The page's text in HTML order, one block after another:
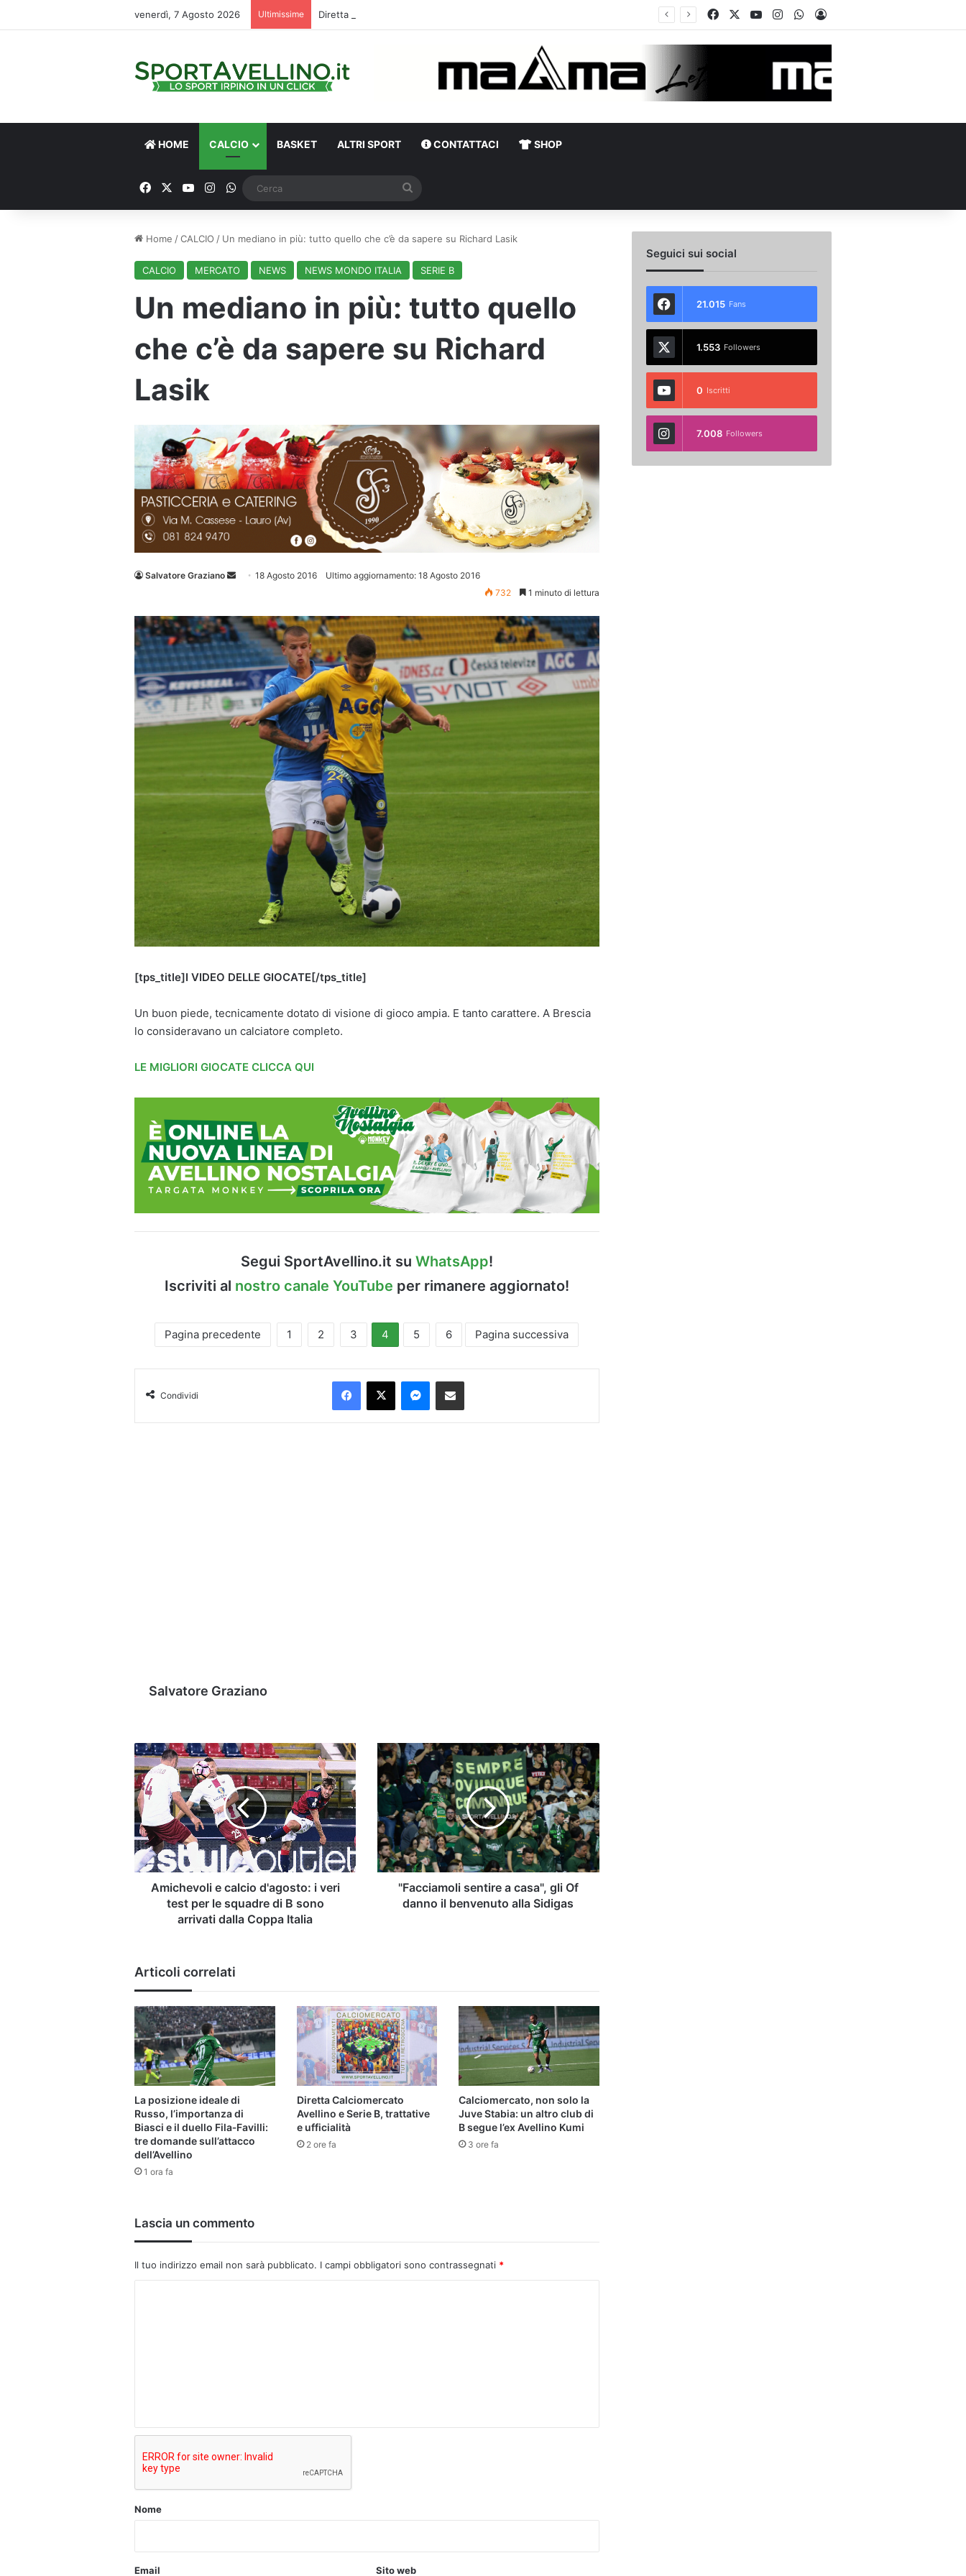
venerdì, 7 Agosto 2026 Ultimissime Diretta Calciomercato Avellino e Serie B, trattative e ufficialità FacebookYou TubeInstagramWhatsApp
Accedi
HOME CALCIO BASKET ALTRI SPORT CONTATTACI SHOP
FacebookYou TubeInstagram
WhatsApp
Home /CALCIO / Un mediano in più: tutto quello che c’è da sapere su Richard Lasik
CALCIO MERCATO NEWS NEWS MONDO ITALIA SERIE B
Un mediano in più: tutto quello
che c’è da sapere su Richard
Lasik
Salvatore Graziano
Invia 18 Agosto 2016
Ultimo aggiornamento: 18 Agosto 2016
732
1 minuto di lettura
[tps_title]I VIDEO DELLE GIOCATE[/tps_title]
Un buon piede, tecnicamente dotato di visione di gioco ampia. E tanto carattere. A Brescia
lo consideravano un calciatore completo.
LE MIGLIORI GIOCATE CLICCA QUI
Segui SportAvellino.it su WhatsApp!
Iscriviti al nostro canale YouTube per rimanere aggiornato!
Pagina precedente 1 2 3 4 5 6 Pagina successiva
Condividi
Facebook
X Messenger
Condividi via Email
Salvatore Graziano
Amichevoli
e
calcio
d'agosto:
i
veri
test
per
le
squadre
Coppa
Italia
Amichevoli e calcio d'agosto: i veri
test per le squadre di B sono
arrivati dalla Coppa Italia
"Facciamoli
sentire
a
casa",
gli
Of
danno
il
benvenuto
Sidigas
"Facciamoli sentire a casa", gli Of
danno il benvenuto alla Sidigas
Articoli correlati
La posizione ideale di
Russo, l’importanza di
Biasci e il duello Fila‑Favilli:
tre domande sull’attacco
dell’Avellino
1 ora fa
Diretta Calciomercato
Avellino e Serie B, trattative
e ufficialità
2 ore fa
Calciomercato, non solo la
Juve Stabia: un altro club di
B segue l’ex Avellino Kumi
3 ore fa
Lascia un commento
Il tuo indirizzo email non sarà pubblicato. I campi obbligatori sono contrassegnati *
Nome
Email Sito web
Seguici sui social
21.015 Fans
1.553 Followers
0 Iscritti
7.008 Followers